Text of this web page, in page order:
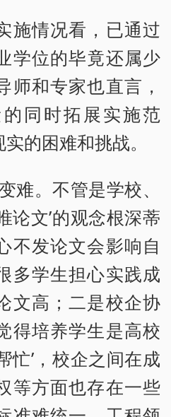
情况看，已通过
学位的毕竟还属少
师和专家也直言，
同时拓展实施范
的困难和挑战。
。不管是学校、
论文’的观念根深蒂
不发论文会影响自
多学生担心实践成
文高；二是校企协
得培养学生是高校
忙’，校企之间在成
等方面也存在一些